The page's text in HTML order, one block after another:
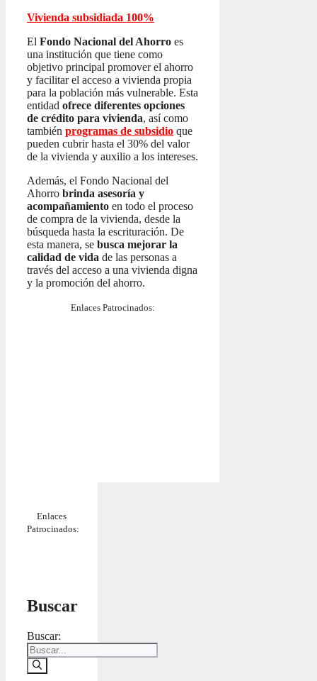
Vivienda subsidiada 100%
El Fondo Nacional del Ahorro es
una institución que tiene como
objetivo principal promover el ahorro
y facilitar el acceso a vivienda propia
para la población más vulnerable. Esta
entidad ofrece diferentes opciones
de crédito para vivienda, así como
también programas de subsidio que
pueden cubrir hasta el 30% del valor
de la vivienda y auxilio a los intereses.
Además, el Fondo Nacional del
Ahorro brinda asesoría y
acompañamiento en todo el proceso
de compra de la vivienda, desde la
búsqueda hasta la escrituración. De
esta manera, se busca mejorar la
calidad de vida de las personas a
través del acceso a una vivienda digna
y la promoción del ahorro.
Enlaces Patrocinados:
Enlaces
Patrocinados:
Buscar
Buscar: